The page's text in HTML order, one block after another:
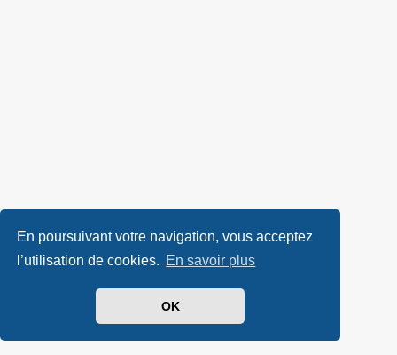
En poursuivant votre navigation, vous acceptez
l’utilisation de cookies. En savoir plus
OK